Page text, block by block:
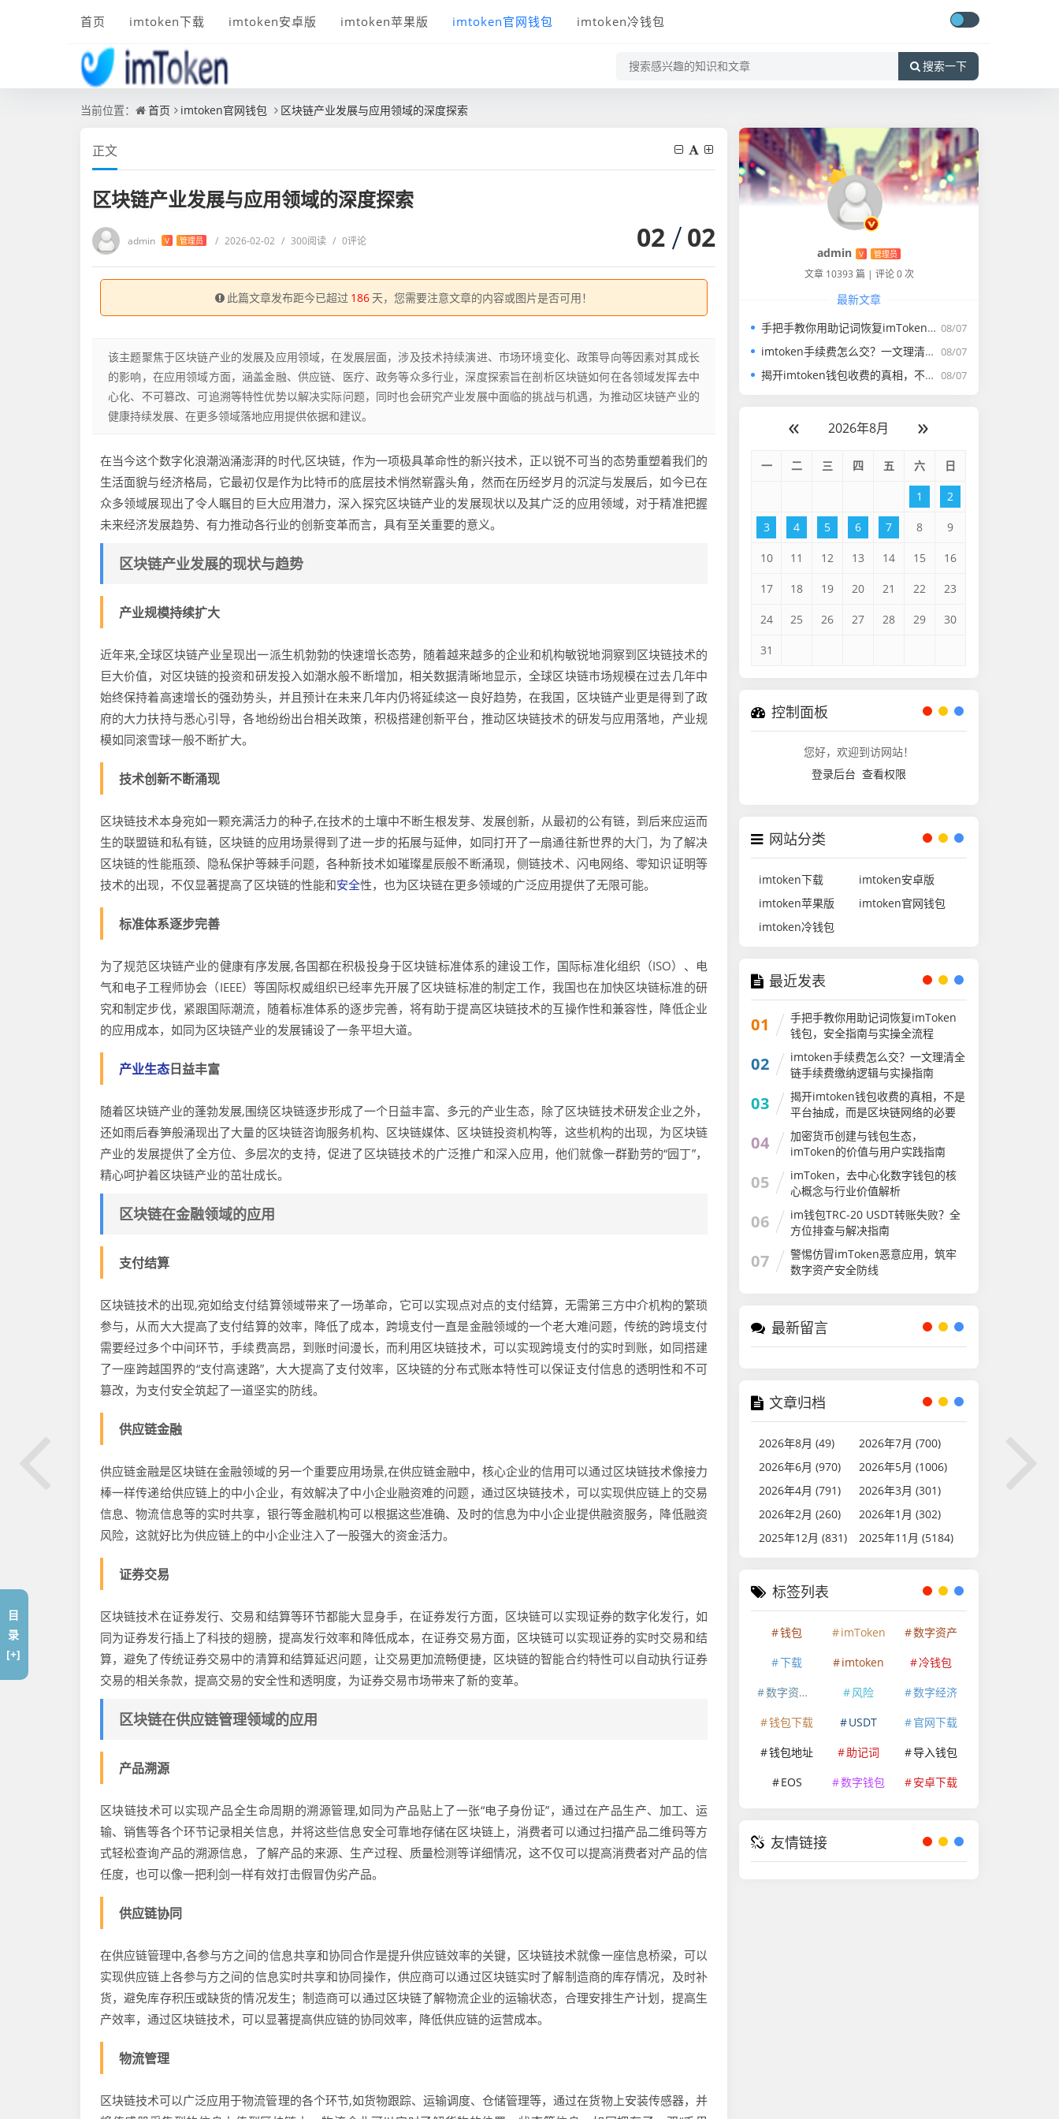
首页 imtoken下载 imtoken安卓版 imtoken苹果版 imtoken官网钱包 imtoken冷钱包
搜索一下
当前位置： 首页 imtoken官网钱包 区块链产业发展与应用领域的深度探索
正文
区块链产业发展与应用领域的深度探索
admin V 管理员 / 2026-02-02 / 300阅读 / 0评论 02 02
此篇文章发布距今已超过 186 天，您需要注意文章的内容或图片是否可用！
该主题聚焦于区块链产业的发展及应用领域，在发展层面，涉及技术持续演进、市场环境变化、政策导向等因素对其成长
的影响，在应用领域方面，涵盖金融、供应链、医疗、政务等众多行业，深度探索旨在剖析区块链如何在各领域发挥去中
心化、不可篡改、可追溯等特性优势以解决实际问题，同时也会研究产业发展中面临的挑战与机遇，为推动区块链产业的
健康持续发展、在更多领域落地应用提供依据和建议。
在当今这个数字化浪潮汹涌澎湃的时代,区块链，作为一项极具革命性的新兴技术，正以锐不可当的态势重塑着我们的
生活面貌与经济格局，它最初仅是作为比特币的底层技术悄然崭露头角，然而在历经岁月的沉淀与发展后，如今已在
众多领域展现出了令人瞩目的巨大应用潜力，深入探究区块链产业的发展现状以及其广泛的应用领域，对于精准把握
未来经济发展趋势、有力推动各行业的创新变革而言，具有至关重要的意义。
区块链产业发展的现状与趋势
产业规模持续扩大
近年来,全球区块链产业呈现出一派生机勃勃的快速增长态势，随着越来越多的企业和机构敏锐地洞察到区块链技术的
巨大价值，对区块链的投资和研发投入如潮水般不断增加，相关数据清晰地显示，全球区块链市场规模在过去几年中
始终保持着高速增长的强劲势头，并且预计在未来几年内仍将延续这一良好趋势，在我国，区块链产业更是得到了政
府的大力扶持与悉心引导，各地纷纷出台相关政策，积极搭建创新平台，推动区块链技术的研发与应用落地，产业规
模如同滚雪球一般不断扩大。
技术创新不断涌现
区块链技术本身宛如一颗充满活力的种子,在技术的土壤中不断生根发芽、发展创新，从最初的公有链，到后来应运而
生的联盟链和私有链，区块链的应用场景得到了进一步的拓展与延伸，如同打开了一扇通往新世界的大门，为了解决
区块链的性能瓶颈、隐私保护等棘手问题，各种新技术如璀璨星辰般不断涌现，侧链技术、闪电网络、零知识证明等
技术的出现，不仅显著提高了区块链的性能和安全性，也为区块链在更多领域的广泛应用提供了无限可能。
标准体系逐步完善
为了规范区块链产业的健康有序发展,各国都在积极投身于区块链标准体系的建设工作，国际标准化组织（ISO）、电
气和电子工程师协会（IEEE）等国际权威组织已经率先开展了区块链标准的制定工作，我国也在加快区块链标准的研
究和制定步伐，紧跟国际潮流，随着标准体系的逐步完善，将有助于提高区块链技术的互操作性和兼容性，降低企业
的应用成本，如同为区块链产业的发展铺设了一条平坦大道。
产业生态日益丰富
随着区块链产业的蓬勃发展,围绕区块链逐步形成了一个日益丰富、多元的产业生态，除了区块链技术研发企业之外，
还如雨后春笋般涌现出了大量的区块链咨询服务机构、区块链媒体、区块链投资机构等，这些机构的出现，为区块链
产业的发展提供了全方位、多层次的支持，促进了区块链技术的广泛推广和深入应用，他们就像一群勤劳的“园丁”，
精心呵护着区块链产业的茁壮成长。
区块链在金融领域的应用
支付结算
区块链技术的出现,宛如给支付结算领域带来了一场革命，它可以实现点对点的支付结算，无需第三方中介机构的繁琐
参与，从而大大提高了支付结算的效率，降低了成本，跨境支付一直是金融领域的一个老大难问题，传统的跨境支付
需要经过多个中间环节，手续费高昂，到账时间漫长，而利用区块链技术，可以实现跨境支付的实时到账，如同搭建
了一座跨越国界的“支付高速路”，大大提高了支付效率，区块链的分布式账本特性可以保证支付信息的透明性和不可
篡改，为支付安全筑起了一道坚实的防线。
供应链金融
供应链金融是区块链在金融领域的另一个重要应用场景,在供应链金融中，核心企业的信用可以通过区块链技术像接力
棒一样传递给供应链上的中小企业，有效解决了中小企业融资难的问题，通过区块链技术，可以实现供应链上的交易
信息、物流信息等的实时共享，银行等金融机构可以根据这些准确、及时的信息为中小企业提供融资服务，降低融资
风险，这就好比为供应链上的中小企业注入了一股强大的资金活力。
证券交易
区块链技术在证券发行、交易和结算等环节都能大显身手，在证券发行方面，区块链可以实现证券的数字化发行，如
同为证券发行插上了科技的翅膀，提高发行效率和降低成本，在证券交易方面，区块链可以实现证券的实时交易和结
算，避免了传统证券交易中的清算和结算延迟问题，让交易更加流畅便捷，区块链的智能合约特性可以自动执行证券
交易的相关条款，提高交易的安全性和透明度，为证券交易市场带来了新的变革。
区块链在供应链管理领域的应用
产品溯源
区块链技术可以实现产品全生命周期的溯源管理,如同为产品贴上了一张“电子身份证”，通过在产品生产、加工、运
输、销售等各个环节记录相关信息，并将这些信息安全可靠地存储在区块链上，消费者可以通过扫描产品二维码等方
式轻松查询产品的溯源信息，了解产品的来源、生产过程、质量检测等详细情况，这不仅可以提高消费者对产品的信
任度，也可以像一把利剑一样有效打击假冒伪劣产品。
供应链协同
在供应链管理中,各参与方之间的信息共享和协同合作是提升供应链效率的关键，区块链技术就像一座信息桥梁，可以
实现供应链上各参与方之间的信息实时共享和协同操作，供应商可以通过区块链实时了解制造商的库存情况，及时补
货，避免库存积压或缺货的情况发生；制造商可以通过区块链了解物流企业的运输状态，合理安排生产计划，提高生
产效率，通过区块链技术，可以显著提高供应链的协同效率，降低供应链的运营成本。
物流管理
区块链技术可以广泛应用于物流管理的各个环节,如货物跟踪、运输调度、仓储管理等，通过在货物上安装传感器，并
admin V 管理员
文章 10393 篇 | 评论 0 次
最新文章
08/07
手把手教你用助记词恢复imToken钱包，安全指南与实操全流程
08/07
imtoken手续费怎么交？一文理清全链手续费缴纳逻辑与实操指南
08/07
揭开imtoken钱包收费的真相，不是平台抽成，而是区块链网络的必要成本
« 2026年8月 »
一 二 三 四 五 六 日
1 2
3 4 5 6 7 8 9
10 11 12 13 14 15 16
17 18 19 20 21 22 23
24 25 26 27 28 29 30
31
控制面板
您好，欢迎到访网站！
登录后台 查看权限
网站分类
imtoken下载
imtoken安卓版
imtoken苹果版
imtoken官网钱包
imtoken冷钱包
最近发表
01
手把手教你用助记词恢复imToken
钱包，安全指南与实操全流程
02
imtoken手续费怎么交？一文理清全
链手续费缴纳逻辑与实操指南
03
揭开imtoken钱包收费的真相，不是
平台抽成，而是区块链网络的必要
成本
04
加密货币创建与钱包生态，
imToken的价值与用户实践指南
05
imToken，去中心化数字钱包的核
心概念与行业价值解析
06
im钱包TRC-20 USDT转账失败？全
方位排查与解决指南
07
警惕仿冒imToken恶意应用，筑牢
数字资产安全防线
最新留言
文章归档
2026年8月 (49)
2026年7月 (700)
2026年6月 (970)
2026年5月 (1006)
2026年4月 (791)
2026年3月 (301)
2026年2月 (260)
2026年1月 (302)
2025年12月 (831)
2025年11月 (5184)
标签列表
钱包 imToken
数字资产
下载
imtoken
冷钱包
数字资产安全
风险
数字经济
钱包下载
USDT
官网下载
钱包地址
助记词
导入钱包
EOS
数字钱包 安卓下载
友情链接
目
录
[+]